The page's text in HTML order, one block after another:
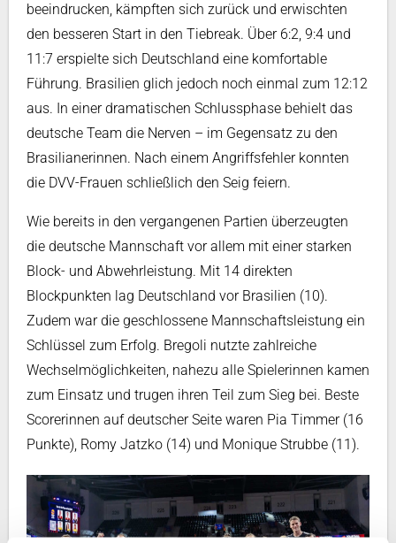
beeindrucken, kämpften sich zurück und erwischten
den besseren Start in den Tiebreak. Über 6:2, 9:4 und
11:7 erspielte sich Deutschland eine komfortable
Führung. Brasilien glich jedoch noch einmal zum 12:12
aus. In einer dramatischen Schlussphase behielt das
deutsche Team die Nerven – im Gegensatz zu den
Brasilianerinnen. Nach einem Angriffsfehler konnten
die DVV-Frauen schließlich den Seig feiern.
Wie bereits in den vergangenen Partien überzeugten
die deutsche Mannschaft vor allem mit einer starken
Block- und Abwehrleistung. Mit 14 direkten
Blockpunkten lag Deutschland vor Brasilien (10).
Zudem war die geschlossene Mannschaftsleistung ein
Schlüssel zum Erfolg. Bregoli nutzte zahlreiche
Wechselmöglichkeiten, nahezu alle Spielerinnen kamen
zum Einsatz und trugen ihren Teil zum Sieg bei. Beste
Scorerinnen auf deutscher Seite waren Pia Timmer (16
Punkte), Romy Jatzko (14) und Monique Strubbe (11).